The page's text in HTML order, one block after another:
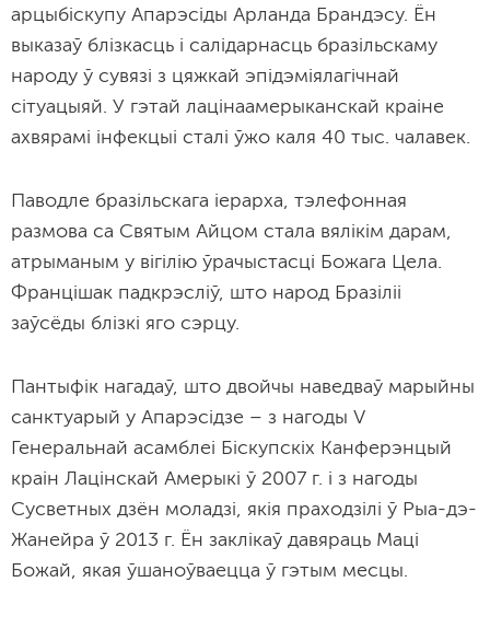
арцыбіскупу Апарэсіды Арланда Брандэсу. Ён
выказаў блізкасць і салідарнасць бразільскаму
народу ў сувязі з цяжкай эпідэміялагічнай
сітуацыяй. У гэтай лацінаамерыканскай краіне
ахвярамі інфекцыі сталі ўжо каля 40 тыс. чалавек.
Паводле бразільскага іерарха, тэлефонная
размова са Святым Айцом стала вялікім дарам,
атрыманым у вігілію ўрачыстасці Божага Цела.
Францішак падкрэсліў, што народ Бразіліі
заўсёды блізкі яго сэрцу.
Пантыфік нагадаў, што двойчы наведваў марыйны
санктуарый у Апарэсідзе – з нагоды V
Генеральнай асамблеі Біскупскіх Канферэнцый
краін Лацінскай Амерыкі ў 2007 г. і з нагоды
Сусветных дзён моладзі, якія праходзілі ў Рыа-дэ-
Жанейра ў 2013 г. Ён заклікаў давяраць Маці
Божай, якая ўшаноўваецца ў гэтым месцы.